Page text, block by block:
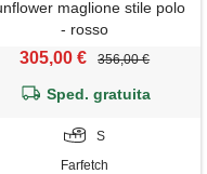
maglione stile polo
- rosso
305,00 € 356,00 €
Sped. gratuita
S
Farfetch